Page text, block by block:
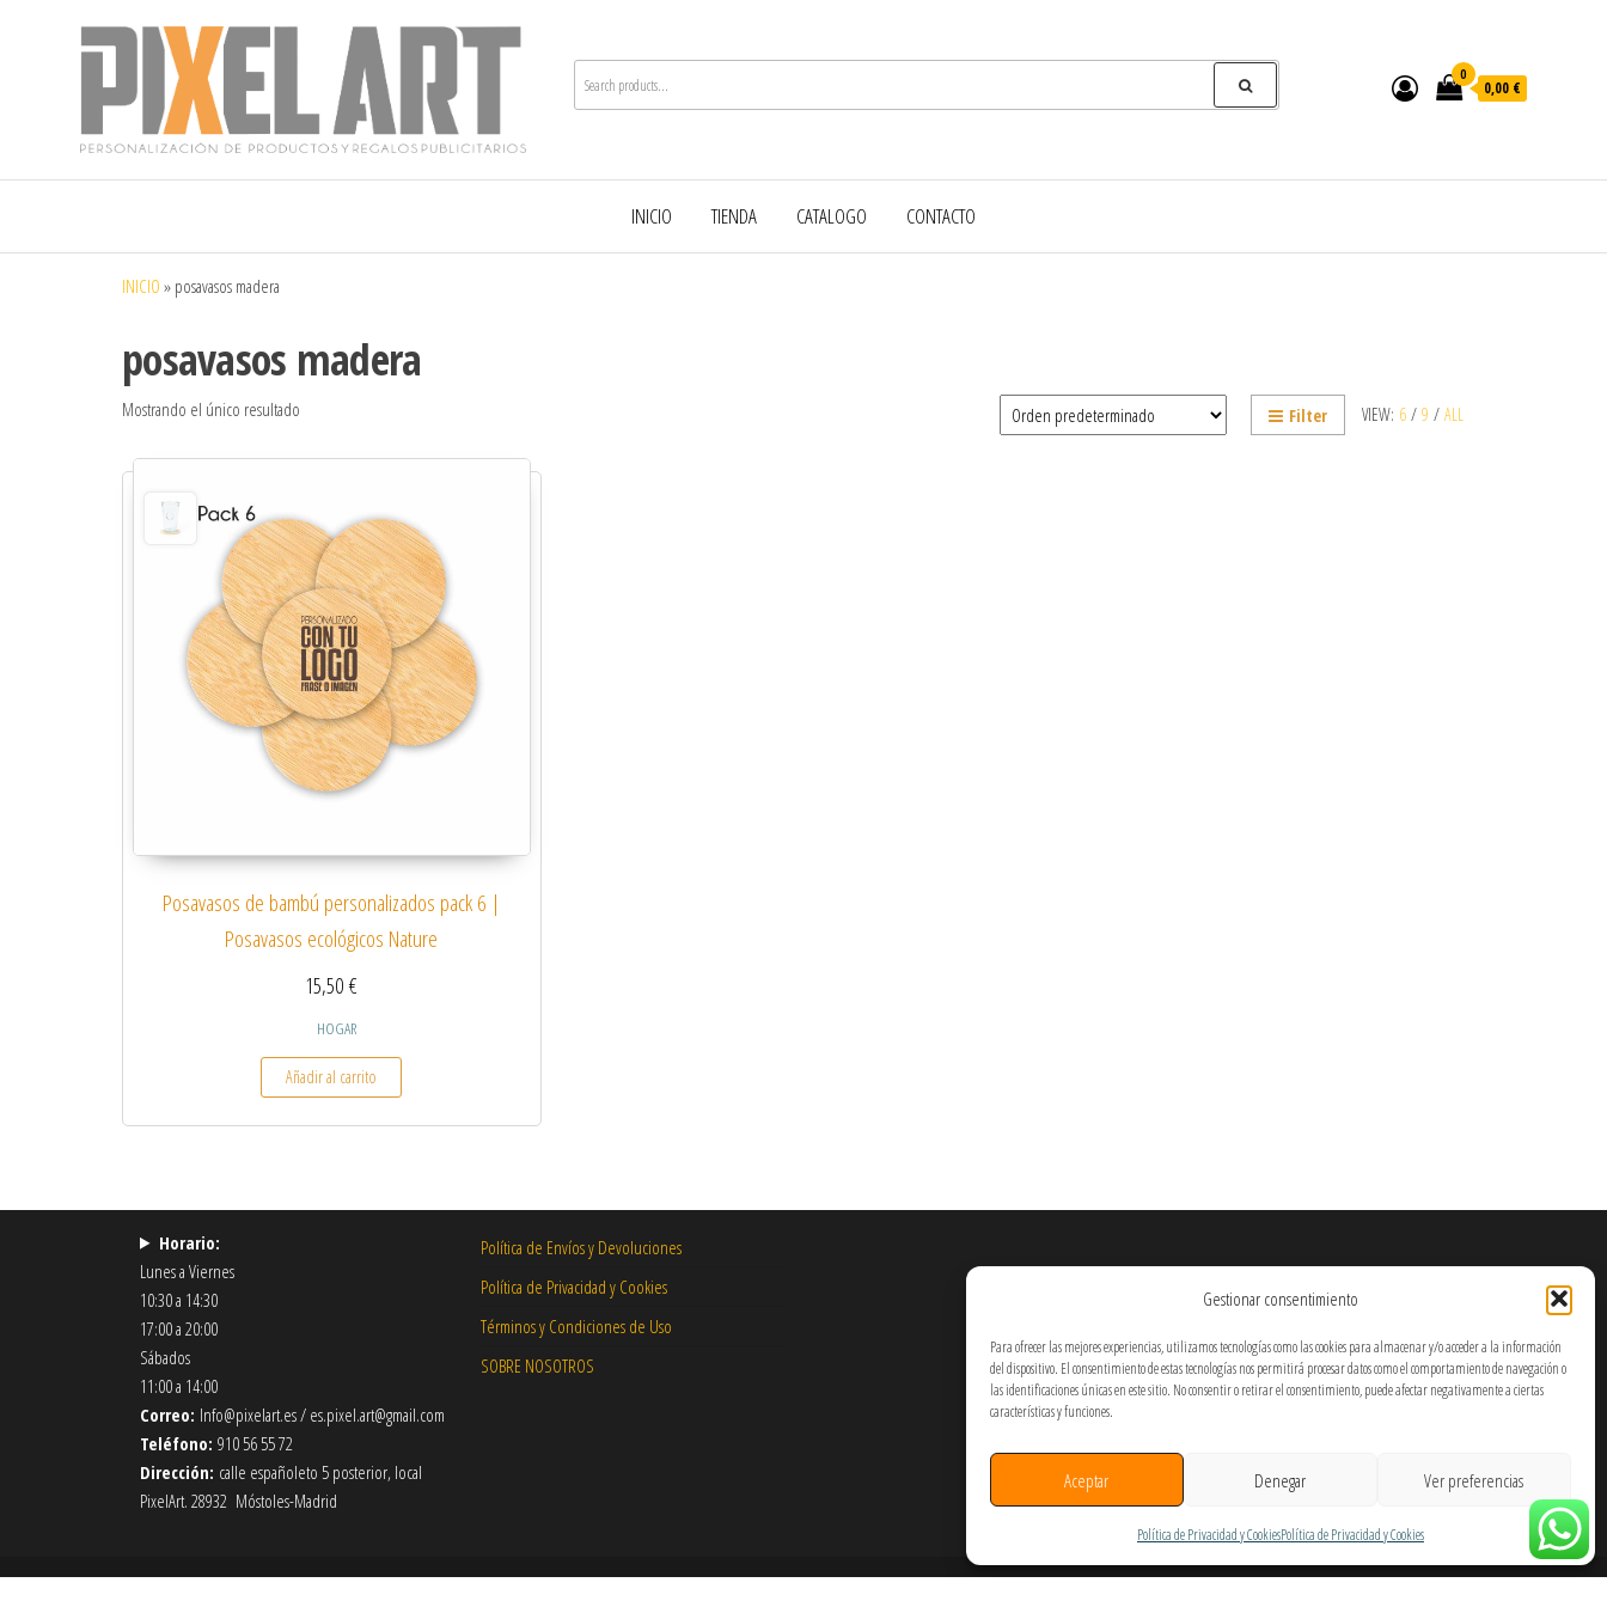
Gestionar consentimiento
Para ofrecer las mejores experiencias, utilizamos tecnologías como las cookies para almacenar y/o acceder a la información
del dispositivo. El consentimiento de estas tecnologías nos permitirá procesar datos como el comportamiento de navegación o
las identificaciones únicas en este sitio. No consentir o retirar el consentimiento, puede afectar negativamente a ciertas
características y funciones.
Aceptar Denegar Ver preferencias
Política de Privacidad y CookiesPolítica de Privacidad y Cookies
Pixelart
en móstoles
0
0,00 €
INICIO TIENDA CATALOGO CONTACTO
INICIO » posavasos madera
posavasos madera
VIEW: 6 / 9 / ALL
Filter
Mostrando el único resultado
Posavasos de bambú personalizados pack 6 |
Posavasos ecológicos Nature
15,50€
HOGAR
Añadir al carrito
Horario:
Lunes a Viernes
10:30 a 14:30
17:00 a 20:00
Sábados
11:00 a 14:00
Correo: Info@pixelart.es / es.pixel.art@gmail.com
Teléfono: 910 56 55 72
Dirección: calle españoleto 5 posterior, local
PixelArt. 28932 Móstoles-Madrid
Política de Envíos y Devoluciones
Política de Privacidad y Cookies
Términos y Condiciones de Uso
SOBRE NOSOTROS